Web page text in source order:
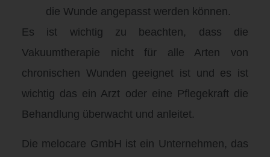
die Wunde angepasst werden können.
Es ist wichtig zu beachten, dass die
Vakuumtherapie nicht für alle Arten von
chronischen Wunden geeignet ist und es ist
wichtig das ein Arzt oder eine Pflegekraft die
Behandlung überwacht und anleitet.
Die melocare GmbH ist ein Unternehmen, das